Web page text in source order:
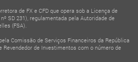
de FX e CFD que opera sob a Licença de
SD 231), regulamentada pela Autoridade de
(FSA).
Comissão de Serviços Financeiros da República
de Investimentos com o número de